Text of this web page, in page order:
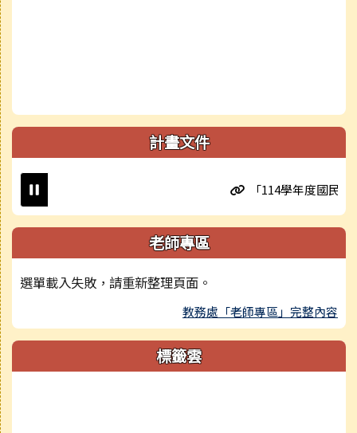
計畫文件
「114學年度國民小
老師專區
選單載入失敗，請重新整理頁面。
教務處「老師專區」完整內容
標籤雲